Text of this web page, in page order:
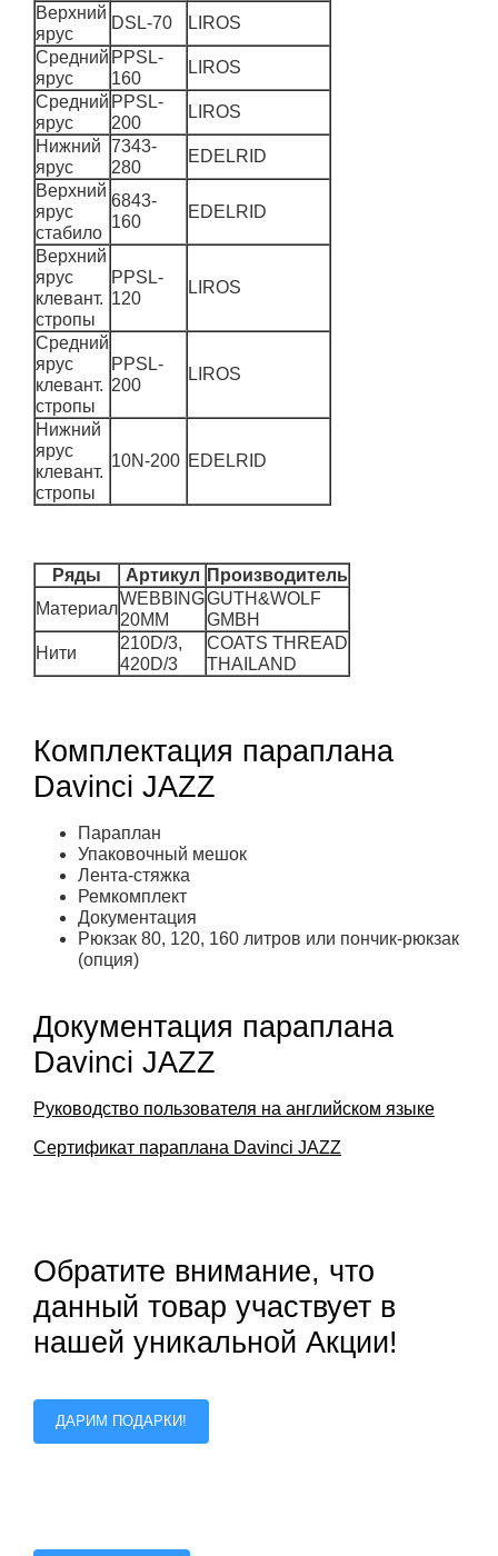
Верхний
ярус
DSL-70
LIROS
Средний
ярус
PPSL-
160
LIROS
Средний
ярус
PPSL-
200
LIROS
Нижний
ярус
7343-
280
EDELRID
Верхний
ярус
стабило
6843-
160
EDELRID
Верхний
ярус
клевант.
стропы
PPSL-
120
LIROS
Средний
ярус
клевант.
стропы
PPSL-
200
LIROS
Нижний
ярус
клевант.
стропы
10N-200 EDELRID
Ряды Артикул Производитель
Материал
WEBBING
20MM
GUTH&WOLF
GMBH
Нити
210D/3,
420D/3
COATS THREAD
THAILAND
Комплектация параплана
Davinci JAZZ
Параплан
Упаковочный мешок
Лента-стяжка
Ремкомплект
Документация
Рюкзак 80, 120, 160 литров или пончик-рюкзак
(опция)
Документация параплана
Davinci JAZZ
Руководство пользователя на английском языке
Сертификат параплана Davinci JAZZ
Обратите внимание, что
данный товар участвует в
нашей уникальной Акции!
ДАРИМ ПОДАРКИ!